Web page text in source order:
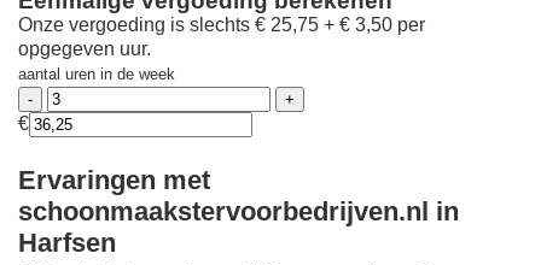
Onze vergoeding is slechts € 25,75 + € 3,50 per
opgegeven uur.
aantal uren in de week
€
Ervaringen met
schoonmaakstervoorbedrijven.nl in
Harfsen